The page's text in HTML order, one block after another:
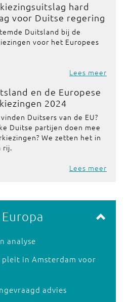
hard
voor Duitse regering
Duitsland bij de
voor het Europees
Lees meer
en de Europese
2024
Duitsers van de EU?
Duitse partijen doen mee
We zetten het in
rij.
Lees meer
analyse
pleit in Amsterdam voor
advies